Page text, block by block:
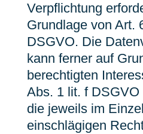
Verpflichtung
Grundlage von Art.
DSGVO. Die
kann ferner auf
berechtigten
Abs. 1 lit. f
die jeweils im
einschlägigen